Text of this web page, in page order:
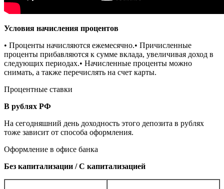
Условия начисления процентов
• Проценты начисляются ежемесячно.• Причисленные
проценты прибавляются к сумме вклада, увеличивая доход в
следующих периодах.• Начисленные проценты можно
снимать, а также перечислять на счет карты.
Процентные ставки
В рублях РФ
На сегодняшний день доходность этого депозита в рублях
тоже зависит от способа оформления.
Оформление в офисе банка
Без капитализации / С капитализацией